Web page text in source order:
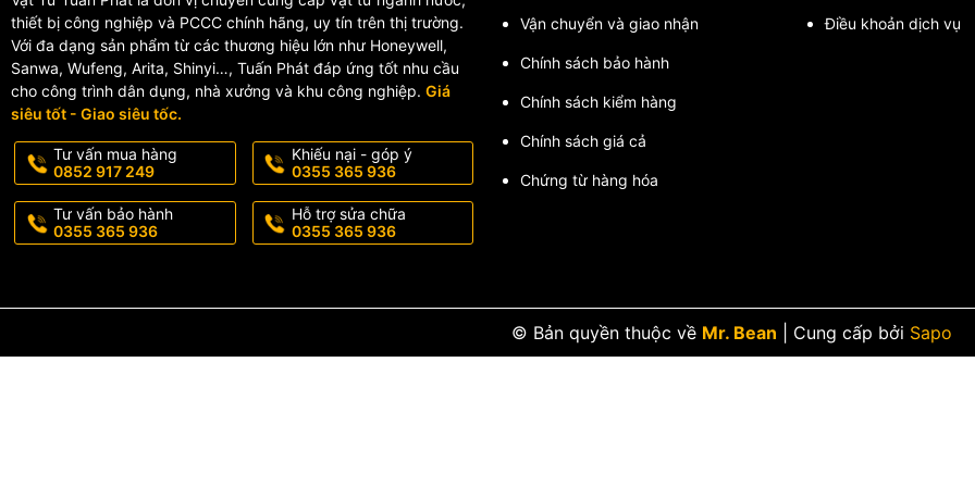
thiết bị công nghiệp và PCCC chính hãng, uy tín trên thị trường.
Với đa dạng sản phẩm từ các thương hiệu lớn như Honeywell,
Sanwa, Wufeng, Arita, Shinyi…, Tuấn Phát đáp ứng tốt nhu cầu
cho công trình dân dụng, nhà xưởng và khu công nghiệp. Giá
siêu tốt - Giao siêu tốc.
Tư vấn mua hàng
0852 917 249
Khiếu nại - góp ý
0355 365 936
Tư vấn bảo hành
0355 365 936
Hỗ trợ sửa chữa
0355 365 936
Vận chuyển và giao nhận
Chính sách bảo hành
Chính sách kiểm hàng
Chính sách giá cả
Chứng từ hàng hóa
Điều khoản dịch vụ
© Bản quyền thuộc về Mr. Bean Cung cấp bởi Sapo